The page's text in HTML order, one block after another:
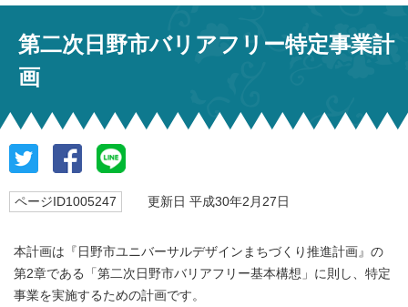
第二次日野市バリアフリー特定事業計
画
ページID1005247 更新日 平成30年2月27日
本計画は『日野市ユニバーサルデザインまちづくり推進計画』の
第2章である「第二次日野市バリアフリー基本構想」に則し、特定
事業を実施するための計画です。